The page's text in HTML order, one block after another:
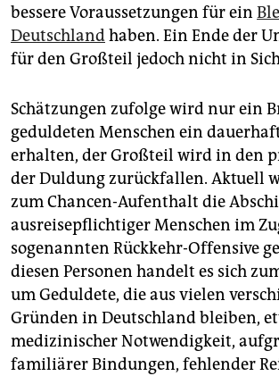
bessere Voraussetzungen für ein
Deutschlandhaben. Ein Ende der
für den Großteil jedoch nicht in
Schätzungen zufolge wird nur ein
geduldeten Menschen ein
erhalten, der Großteil wird in den
der Duldung zurückfallen. Aktuell
zum Chancen-Aufenthalt die
ausreisepflichtiger Menschen im
sogenannten Rückkehr-Offensive
diesen Personen handelt es sich
um Geduldete, die aus vielen
Gründen in Deutschland bleiben,
medizinischer Notwendigkeit,
familiärer Bindungen, fehlender